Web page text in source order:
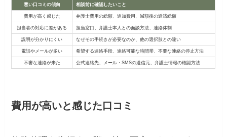
悪い口コミの傾向 相談前に確認したいこと
費用が高く感じた 弁護士費用の総額、追加費用、減額後の返済総額
担当者の対応に差がある 担当窓口、弁護士本人との面談方法、連絡体制
説明が分かりにくい なぜその手続きが必要なのか、他の選択肢との違い
電話やメールが多い 希望する連絡手段、連絡可能な時間帯、不要な連絡の停止方法
不審な連絡が来た 公式連絡先、メール・SMSの送信元、弁護士情報の確認方法
費用が高いと感じた口コミ